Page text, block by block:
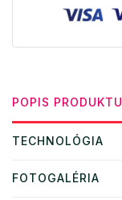
POPIS PRODUKTU
TECHNOLÓGIA
FOTOGALÉRIA